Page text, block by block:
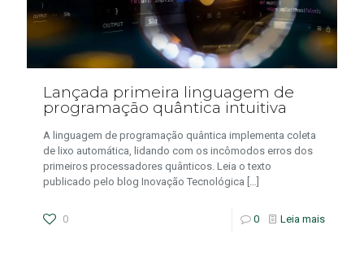
Lançada primeira linguagem de
programação quântica intuitiva
A linguagem de programação quântica implementa coleta
de lixo automática, lidando com os incômodos erros dos
primeiros processadores quânticos. Leia o texto
publicado pelo blog Inovação Tecnológica […]
0 0 Leia mais